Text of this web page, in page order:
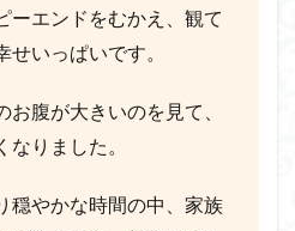
ーエンドをむかえ、観て
せいっぱいです。
お腹が大きいのを見て、
なりました。
穏やかな時間の中、家族